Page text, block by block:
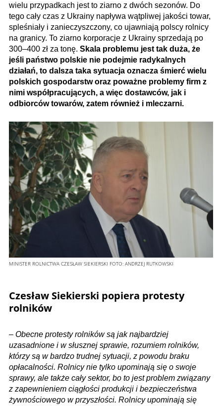
wielu przypadkach jest to ziarno z dwóch sezonów. Do
tego cały czas z Ukrainy napływa wątpliwej jakości towar,
spleśniały i zanieczyszczony, co ujawniają polscy rolnicy
na granicy. To ziarno korporacje z Ukrainy sprzedają po
300–400 zł za tonę. Skala problemu jest tak duża, że
jeśli państwo polskie nie podejmie radykalnych
działań, to dalsza taka sytuacja oznacza śmierć wielu
polskich gospodarstw oraz poważne problemy firm z
nimi współpracujących, a więc dostawców, jak i
odbiorców towarów, zatem również i mleczarni.
MINISTER ROLNICTWA CZESŁAW SIEKIERSKI FOTO: ANDRZEJ RUTKOWSKI
Czesław Siekierski popiera protesty
rolników
– Obecne protesty rolników są jak najbardziej
uzasadnione i w słusznej sprawie, rozumiem rolników,
którzy są w bardzo trudnej sytuacji, z powodu braku
opłacalności. Rolnicy nie tylko upominają się o swoje
sprawy, ale także cały sektor, bo to jest problem związany
z zapewnieniem ciągłości produkcji i bezpieczeństwa
żywnościowego w przyszłości. Rolnicy upominają się